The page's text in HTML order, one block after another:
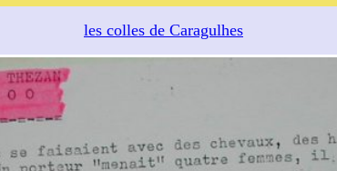
les colles de Caragulhes